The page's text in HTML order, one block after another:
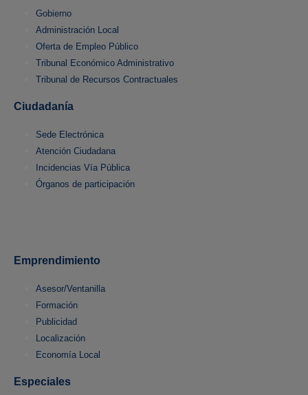
Gobierno
Administración Local
Oferta de Empleo Público
Tribunal Económico Administrativo
Tribunal de Recursos Contractuales
Ciudadanía
Sede Electrónica
Atención Ciudadana
Incidencias Vía Pública
Órganos de participación
Emprendimiento
Asesor/Ventanilla
Formación
Publicidad
Localización
Economía Local
Especiales